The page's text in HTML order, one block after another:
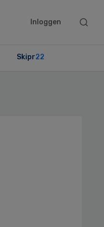
Inloggen
Search
Skipr22